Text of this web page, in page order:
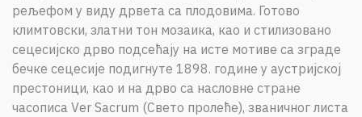
рељефом у виду дрвета са плодовима. Готово
климтовски, златни тон мозаика, као и стилизовано
сецесијско дрво подсећају на исте мотиве са зграде
бечке сецесије подигнуте 1898. године у аустријској
престоници, као и на дрво са насловне стране
часописа Ver Sacrum (Свето пролеће), званичног листа